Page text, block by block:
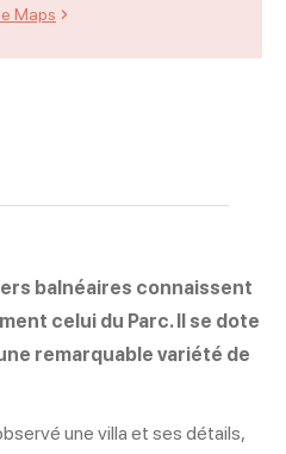
balnéaires connaissent
celui du Parc. Il se dote
remarquable variété de
une villa et ses détails,
Maps